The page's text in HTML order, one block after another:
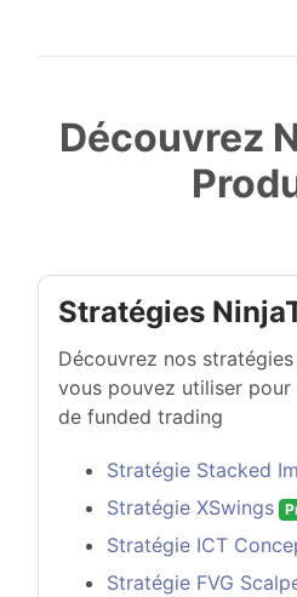
Découvrez
Stratégies
Découvrez nos
vous pouvez utiliser
de funded trading
Stratégie Stacked
Stratégie XSwings
Stratégie ICT
Stratégie FVG